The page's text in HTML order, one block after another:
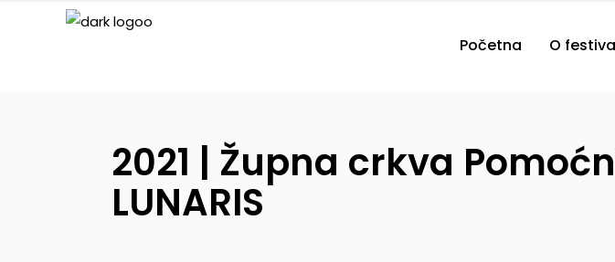
Početna O
2021 | Župna crkva
LUNARIS